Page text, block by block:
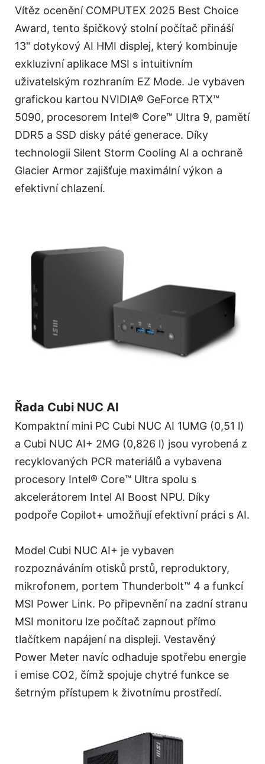
Vítěz ocenění COMPUTEX 2025 Best Choice
Award, tento špičkový stolní počítač přináší
13" dotykový AI HMI displej, který kombinuje
exkluzivní aplikace MSI s intuitivním
uživatelským rozhraním EZ Mode. Je vybaven
grafickou kartou NVIDIA® GeForce RTX™
5090, procesorem Intel® Core™ Ultra 9, pamětí
DDR5 a SSD disky páté generace. Díky
technologii Silent Storm Cooling AI a ochraně
Glacier Armor zajišťuje maximální výkon a
efektivní chlazení.
Řada Cubi NUC AI
Kompaktní mini PC Cubi NUC AI 1UMG (0,51 l)
a Cubi NUC AI+ 2MG (0,826 l) jsou vyrobená z
recyklovaných PCR materiálů a vybavena
procesory Intel® Core™ Ultra spolu s
akcelerátorem Intel AI Boost NPU. Díky
podpoře Copilot+ umožňují efektivní práci s AI.
Model Cubi NUC AI+ je vybaven
rozpoznáváním otisků prstů, reproduktory,
mikrofonem, portem Thunderbolt™ 4 a funkcí
MSI Power Link. Po připevnění na zadní stranu
MSI monitoru lze počítač zapnout přímo
tlačítkem napájení na displeji. Vestavěný
Power Meter navíc odhaduje spotřebu energie
i emise CO2, čímž spojuje chytré funkce se
šetrným přístupem k životnímu prostředí.